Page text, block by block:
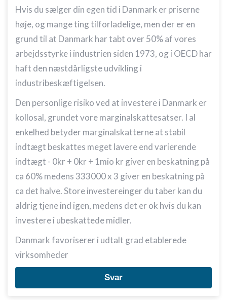
Hvis du sælger din egen tid i Danmark er priserne
høje, og mange ting tilforladelige, men der er en
grund til at Danmark har tabt over 50% af vores
arbejdsstyrke i industrien siden 1973, og i OECD har
haft den næstdårligste udvikling i
industribeskæftigelsen.
Den personlige risiko ved at investere i Danmark er
kollosal, grundet vore marginalskattesatser. I al
enkelhed betyder marginalskatterne at stabil
indtægt beskattes meget lavere end varierende
indtægt - 0kr + 0kr + 1mio kr giver en beskatning på
ca 60% medens 333000 x 3 giver en beskatning på
ca det halve. Store investereinger du taber kan du
aldrig tjene ind igen, medens det er ok hvis du kan
investere i ubeskattede midler.
Danmark favoriserer i udtalt grad etablerede
virksomheder
Svar